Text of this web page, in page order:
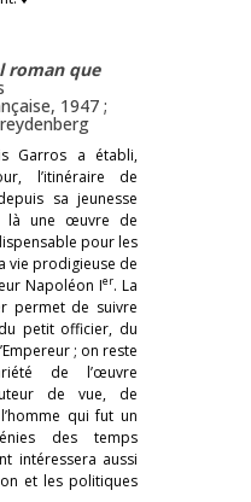
roman que
1947 ;
Garros a établi,
l’itinéraire de
sa jeunesse
là une œuvre de
pour les
vie prodigieuse de
Napoléon Ier. La
permet de suivre
petit officier, du
; on reste
de l’œuvre
de vue, de
qui fut un
des temps
intéressera aussi
et les politiques